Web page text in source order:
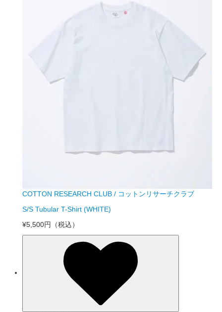
COTTON RESEARCH CLUB / コットンリサーチクラブ
S/S Tubular T-Shirt (WHITE)
¥5,500円 （税込）